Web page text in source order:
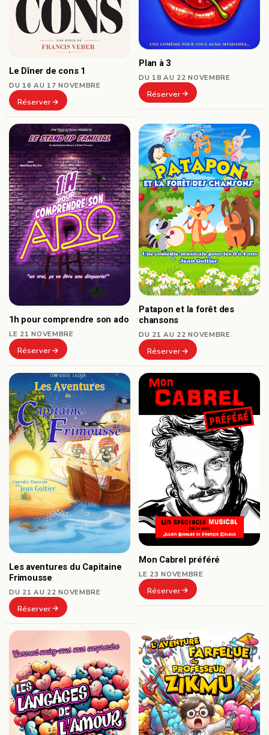
Le Dîner de cons 1
DU 16 AU 17 NOVEMBRE
Réserver
Plan à 3
DU 18 AU 22 NOVEMBRE
Réserver
1h pour comprendre son ado
LE 21 NOVEMBRE
Réserver
Patapon et la forêt des
chansons
DU 21 AU 22 NOVEMBRE
Réserver
Les aventures du Capitaine
Frimousse
DU 21 AU 22 NOVEMBRE
Réserver
Mon Cabrel préféré
LE 23 NOVEMBRE
Réserver